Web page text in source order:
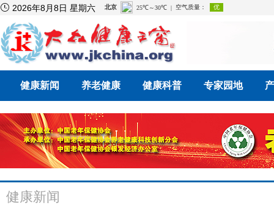
 2026年8月8日 星期六
健康新闻 养老健康 健康科普 专家园地
健康新闻